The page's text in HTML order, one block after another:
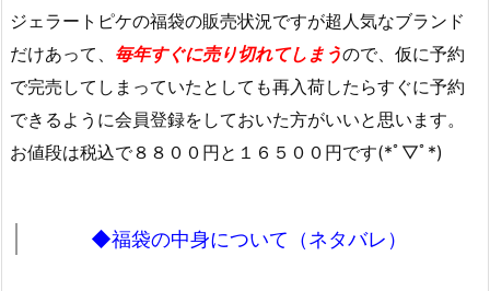
ジェラートピケの福袋の販売状況ですが超人気なブランド
だけあって、 毎年すぐに売り切れてしまうので、仮に予約
で完売してしまっていたとしても再入荷したらすぐに予約
できるように会員登録をしておいた方がいいと思います。
お値段は税込で８８００円と１６５００円です(*ﾟ▽ﾟ*)
◆福袋の中身について（ネタバレ）